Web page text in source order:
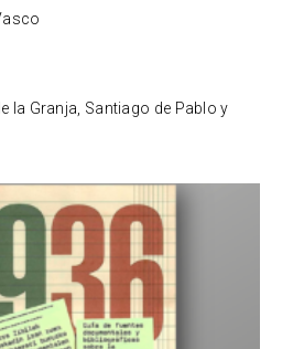
la Granja, Santiago de Pablo y